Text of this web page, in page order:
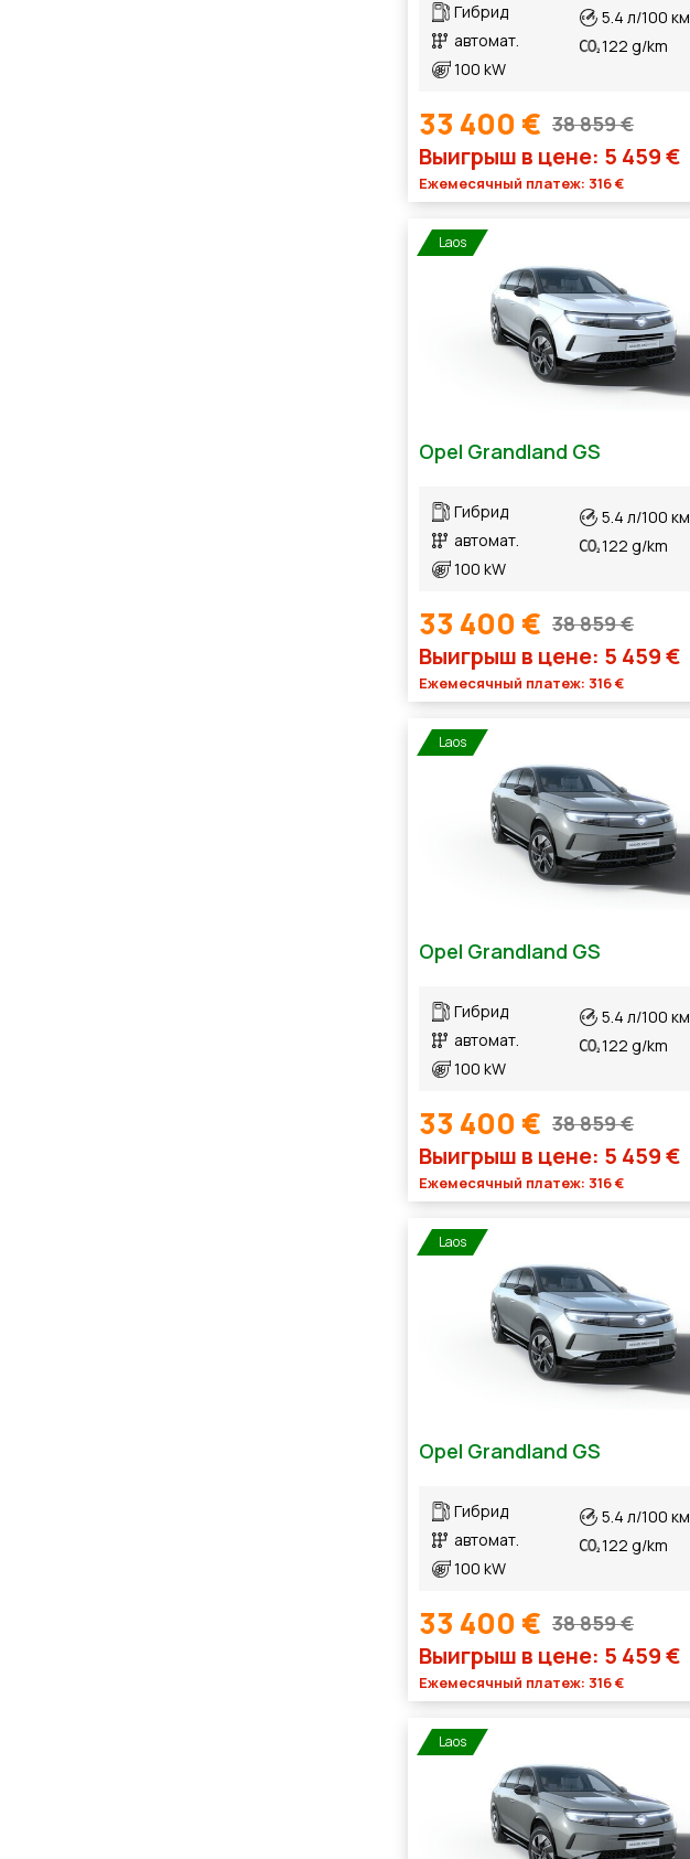
Гибрид
автомат.
100 kW
5.4 л/100 км
122 g/km
33 400 € 38 859 €
Выигрыш в цене: 5 459 €
Ежемесячный платеж: 316 €
Laos
Opel Grandland GS
Гибрид
автомат.
100 kW
5.4 л/100 км
122 g/km
33 400 € 38 859 €
Выигрыш в цене: 5 459 €
Ежемесячный платеж: 316 €
Laos
Opel Grandland GS
Гибрид
автомат.
100 kW
5.4 л/100 км
122 g/km
33 400 € 38 859 €
Выигрыш в цене: 5 459 €
Ежемесячный платеж: 316 €
Laos
Opel Grandland GS
Гибрид
автомат.
100 kW
5.4 л/100 км
122 g/km
33 400 € 38 859 €
Выигрыш в цене: 5 459 €
Ежемесячный платеж: 316 €
Laos